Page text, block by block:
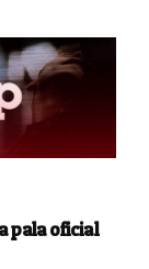
pala oficial